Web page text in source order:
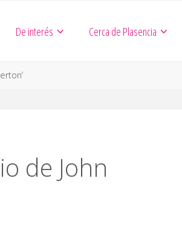
De interés Cerca de Plasencia
de John